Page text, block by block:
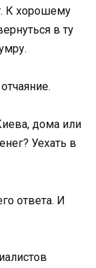
К хорошему
в ту
дома или
Уехать в
ответа. И